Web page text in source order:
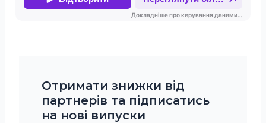
Отримати знижки від
партнерів та підписатись
на нові випуски